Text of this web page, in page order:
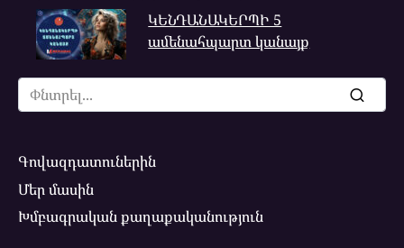
ԿԵՆԴԱՆԱԿԵՐՊԻ 5
ամենահպարտ կանայք
Search
for:
Գովազդատուներին
Մեր մասին
Խմբագրական քաղաքականություն